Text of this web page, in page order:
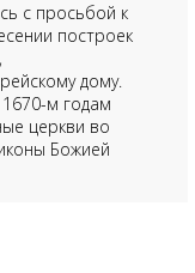
с просьбой к
построек
дому.
м годам
церкви во
Божией